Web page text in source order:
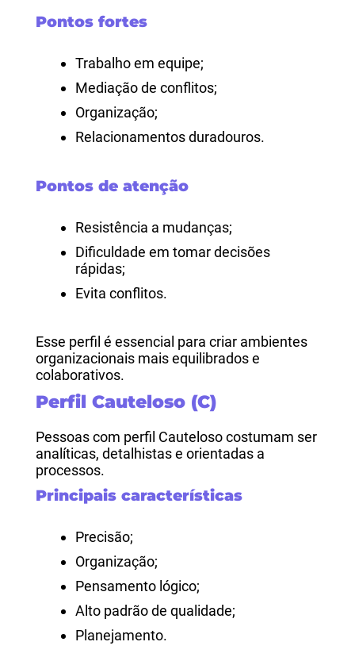
Pontos fortes
Trabalho em equipe;
Mediação de conflitos;
Organização;
Relacionamentos duradouros.
Pontos de atenção
Resistência a mudanças;
Dificuldade em tomar decisões
rápidas;
Evita conflitos.
Esse perfil é essencial para criar ambientes
organizacionais mais equilibrados e
colaborativos.
Perfil Cauteloso (C)
Pessoas com perfil Cauteloso costumam ser
analíticas, detalhistas e orientadas a
processos.
Principais características
Precisão;
Organização;
Pensamento lógico;
Alto padrão de qualidade;
Planejamento.